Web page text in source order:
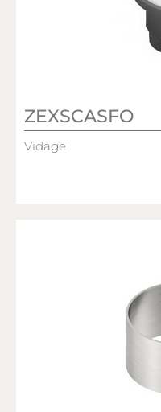
ZEXSCASFO
Vidage